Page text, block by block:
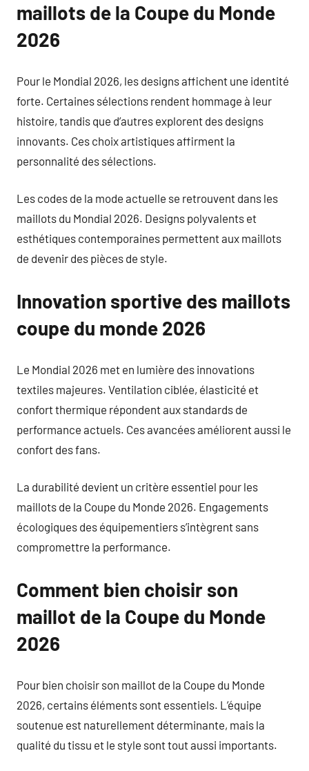
maillots de la Coupe du Monde
2026
Pour le Mondial 2026, les designs affichent une identité
forte. Certaines sélections rendent hommage à leur
histoire, tandis que d’autres explorent des designs
innovants. Ces choix artistiques affirment la
personnalité des sélections.
Les codes de la mode actuelle se retrouvent dans les
maillots du Mondial 2026. Designs polyvalents et
esthétiques contemporaines permettent aux maillots
de devenir des pièces de style.
Innovation sportive des maillots
coupe du monde 2026
Le Mondial 2026 met en lumière des innovations
textiles majeures. Ventilation ciblée, élasticité et
confort thermique répondent aux standards de
performance actuels. Ces avancées améliorent aussi le
confort des fans.
La durabilité devient un critère essentiel pour les
maillots de la Coupe du Monde 2026. Engagements
écologiques des équipementiers s’intègrent sans
compromettre la performance.
Comment bien choisir son
maillot de la Coupe du Monde
2026
Pour bien choisir son maillot de la Coupe du Monde
2026, certains éléments sont essentiels. L’équipe
soutenue est naturellement déterminante, mais la
qualité du tissu et le style sont tout aussi importants.